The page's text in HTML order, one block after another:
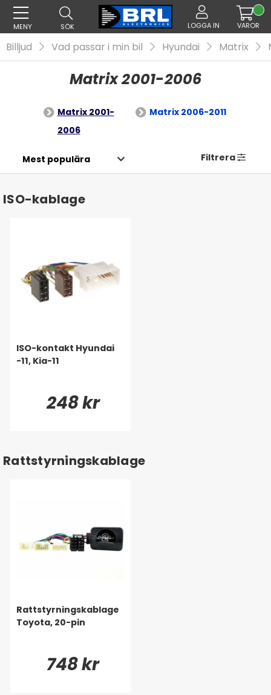
MENY SÖK LOGGA IN VAROR
Billjud Vad passar i min bil Hyundai Matrix
Matrix 2001-2006
Matrix 2001-
2006
Matrix 2006-2011
Filtrera
ISO-kablage
ISO-kontakt Hyundai
-11, Kia-11
248 kr
Rattstyrningskablage
Rattstyrningskablage
Toyota, 20-pin
748 kr